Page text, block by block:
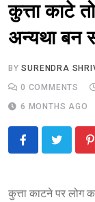
कुत्ता काटे
अन्यथा बन
BYSURENDRA
0 COMMENTS
6 MONTHS AGO
कुत्ता काटने पर लोग